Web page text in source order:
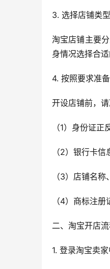
3. 选择店铺类型
淘宝店铺主要
身情况选择合适
4. 按照要求准
开设店铺前，请
（1）身份证正
（2）银行卡信
（3）店铺名
（4）商标注册
二、淘宝开店
1. 登录淘宝卖